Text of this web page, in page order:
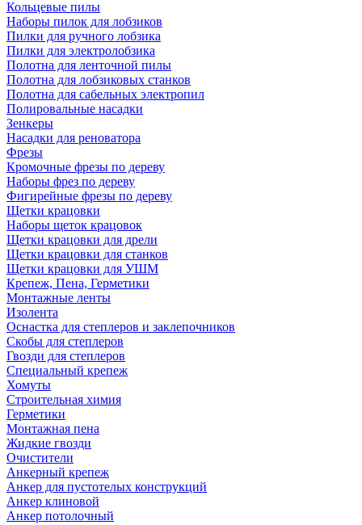
Кольцевые пилы
Наборы пилок для лобзиков
Пилки для ручного лобзика
Пилки для электролобзика
Полотна для ленточной пилы
Полотна для лобзиковых станков
Полотна для сабельных электропил
Полировальные насадки
Зенкеры
Насадки для реноватора
Фрезы
Кромочные фрезы по дереву
Наборы фрез по дереву
Фигирейные фрезы по дереву
Щетки крацовки
Наборы щеток крацовок
Щетки крацовки для дрели
Щетки крацовки для станков
Щетки крацовки для УШМ
Крепеж, Пена, Герметики
Монтажные ленты
Изолента
Оснастка для степлеров и заклепочников
Скобы для степлеров
Гвозди для степлеров
Специальный крепеж
Хомуты
Строительная химия
Герметики
Монтажная пена
Жидкие гвозди
Очистители
Анкерный крепеж
Анкер для пустотелых конструкций
Анкер клиновой
Анкер потолочный